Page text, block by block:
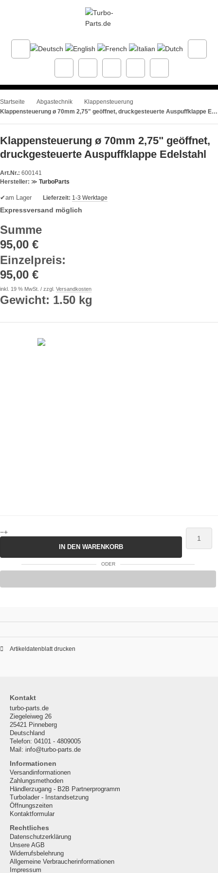
Startseite Abgastechnik
Klappensteuerung
Klappensteuerung ø 70mm 2,75" geöffnet, druckgesteuerte Auspuffklappe Edelstahl
Klappensteuerung ø 70mm 2,75" geöffnet,
druckgesteuerte Auspuffklappe Edelstahl
Art.Nr.: 600141
Hersteller: ≫ TurboParts
✔am Lager Lieferzeit: 1-3 Werktage
Expressversand möglich
Summe
95,00 €
Einzelpreis:
95,00 €
inkl. 19 % MwSt. / zzgl. Versandkosten
Gewicht: 1.50 kg
−+
IN DEN WARENKORB
ODER
Artikeldatenblatt drucken
Kontakt
turbo-parts.de
Ziegeleiweg 26
25421 Pinneberg
Deutschland
Telefon: 04101 - 4809005
Mail: info@turbo-parts.de
Informationen
Versandinformationen
Zahlungsmethoden
Händlerzugang - B2B Partnerprogramm
Turbolader - Instandsetzung
Öffnungszeiten
Kontaktformular
Rechtliches
Datenschutzerklärung
Unsere AGB
Widerrufsbelehrung
Allgemeine Verbraucherinformationen
Impressum